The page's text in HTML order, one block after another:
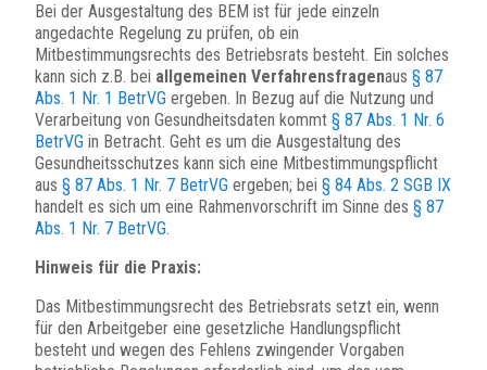
Bei der Ausgestaltung des BEM ist für jede einzeln
angedachte Regelung zu prüfen, ob ein
Mitbestimmungsrechts des Betriebsrats besteht. Ein solches
kann sich z.B. bei allgemeinen Verfahrensfragenaus § 87
Abs. 1 Nr. 1 BetrVG ergeben. In Bezug auf die Nutzung und
Verarbeitung von Gesundheitsdaten kommt § 87 Abs. 1 Nr. 6
BetrVG in Betracht. Geht es um die Ausgestaltung des
Gesundheitsschutzes kann sich eine Mitbestimmungspflicht
aus § 87 Abs. 1 Nr. 7 BetrVG ergeben; bei § 84 Abs. 2 SGB IX
handelt es sich um eine Rahmenvorschrift im Sinne des § 87
Abs. 1 Nr. 7 BetrVG.
Hinweis für die Praxis:
Das Mitbestimmungsrecht des Betriebsrats setzt ein, wenn
für den Arbeitgeber eine gesetzliche Handlungspflicht
besteht und wegen des Fehlens zwingender Vorgaben